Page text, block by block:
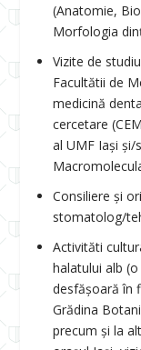
(Anatomie,
Morfologia
Vizite de
Facultătii de
medicină
cercetare
al UMF Iași și/
Consiliere și
stomatolog/
Activităti
halatului alb
desfășoară în
Grădina
precum și la